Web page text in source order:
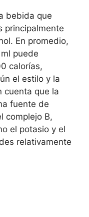
bebida que
principalmente
En promedio,
puede
calorías,
el estilo y la
cuenta que la
fuente de
complejo B,
el potasio y el
relativamente